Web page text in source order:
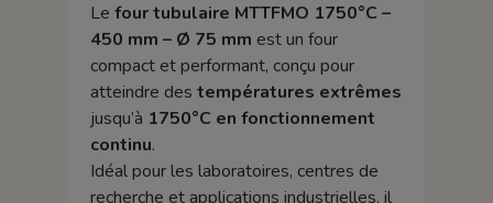
Le four tubulaire MTTFMO 1750°C –
450 mm – Ø 75 mm est un four
compact et performant, conçu pour
atteindre des températures extrêmes
jusqu’à 1750°C en fonctionnement
continu.
Idéal pour les laboratoires, centres de
recherche et applications industrielles, il